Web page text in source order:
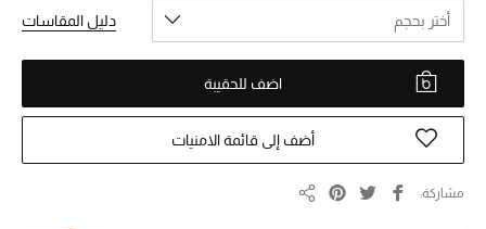
الموسم الجديد
النساء
الحقائب النسائية
أحذية النسائية
أختر بحجم دليل المقاسات
اضف للحقيبة
أضف إلى قائمة الامنيات
مشاركة